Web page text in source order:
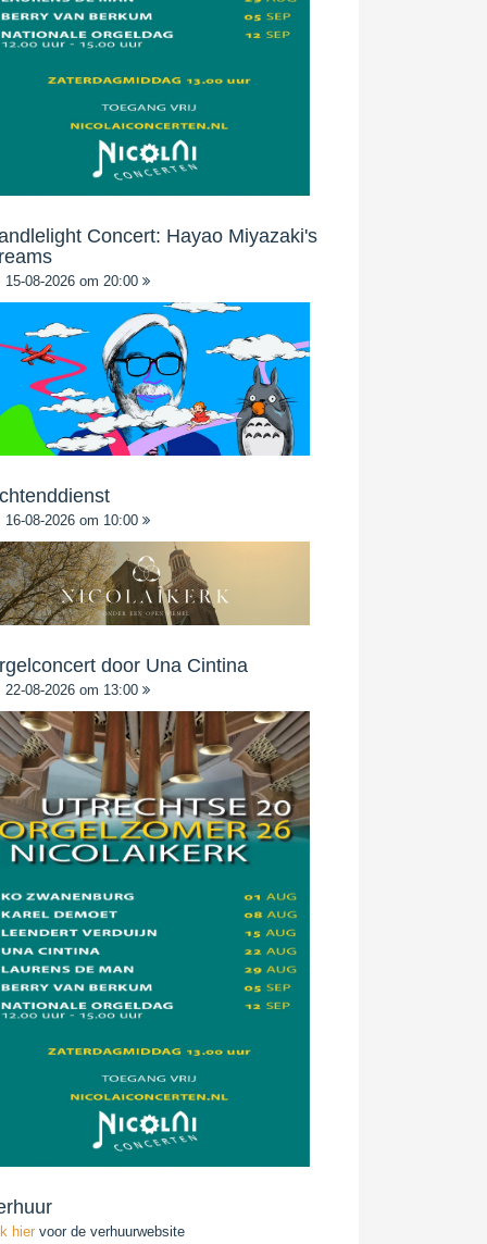
Concert: Hayao Miyazaki's
15-08-2026 om 20:00
16-08-2026 om 10:00
door Una Cintina
22-08-2026 om 13:00
hiervoor de verhuurwebsite